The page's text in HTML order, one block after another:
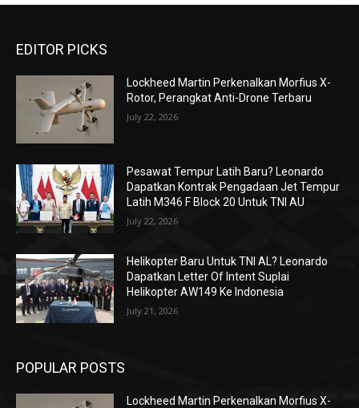
EDITOR PICKS
Lockheed Martin Perkenalkan Morfius X-
Rotor, Perangkat Anti-Drone Terbaru
July 22, 2026
Pesawat Tempur Latih Baru? Leonardo
Dapatkan Kontrak Pengadaan Jet Tempur
Latih M346 F Block 20 Untuk TNI AU
July 22, 2026
Helikopter Baru Untuk TNI AL? Leonardo
Dapatkan Letter Of Intent Suplai
Helikopter AW149 Ke Indonesia
July 21, 2026
POPULAR POSTS
Lockheed Martin Perkenalkan Morfius X-